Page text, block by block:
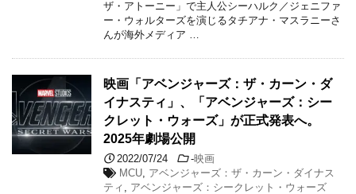
ザ・アトーニー」で主人公シーハルク／ジェニファ
ー・ウォルターズを演じるタチアナ・マスラニーさ
んが海外メディア …
映画「アベンジャーズ：ザ・カーン・ダ
イナスティ」、「アベンジャーズ：シー
クレット・ウォーズ」が正式発表へ。
2025年劇場公開
2022/07/24 -映画
MCU
アベンジャーズ：ザ・カーン・ダイナス
ティ
アベンジャーズ：シークレット・ウォーズ